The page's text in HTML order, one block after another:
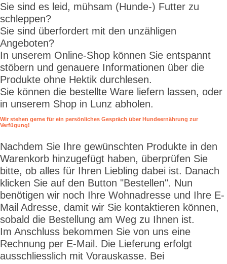
Sie sind es leid, mühsam (Hunde-) Futter zu
schleppen?
Sie sind überfordert mit den unzähligen
Angeboten?
In unserem Online-Shop können Sie entspannt
stöbern und genauere Informationen über die
Produkte ohne Hektik durchlesen.
Sie können die bestellte Ware liefern lassen, oder
in unserem Shop in Lunz abholen.
Wir stehen gerne für ein persönliches Gespräch über Hundeernährung zur
Verfügung!
Nachdem Sie Ihre gewünschten Produkte in den
Warenkorb hinzugefügt haben, überprüfen Sie
bitte, ob alles für Ihren Liebling dabei ist. Danach
klicken Sie auf den Button "Bestellen". Nun
benötigen wir noch Ihre Wohnadresse und Ihre E-
Mail Adresse, damit wir Sie kontaktieren können,
sobald die Bestellung am Weg zu Ihnen ist.
Im Anschluss bekommen Sie von uns eine
Rechnung per E-Mail. Die Lieferung erfolgt
ausschliesslich mit Vorauskasse. Bei